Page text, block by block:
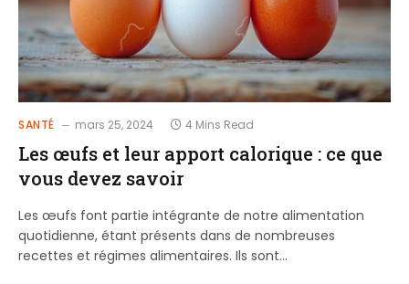
SANTÉ mars 25, 2024 4 Mins Read
Les œufs et leur apport calorique : ce que
vous devez savoir
Les œufs font partie intégrante de notre alimentation
quotidienne, étant présents dans de nombreuses
recettes et régimes alimentaires. Ils sont…